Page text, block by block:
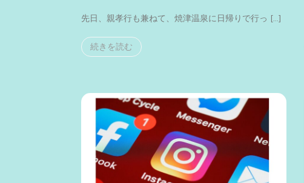
ぱ
先日、親孝行も兼ねて、焼津温泉に日帰りで行っ […]
続きを読む